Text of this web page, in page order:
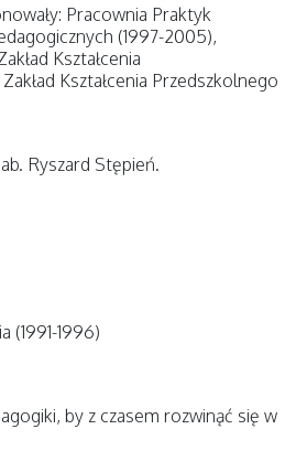
Pracownia Praktyk
(1997-2005),
Kształcenia
Kształcenia Przedszkolnego
Ryszard Stępień.
(1991-1996)
by z czasem rozwinąć się w